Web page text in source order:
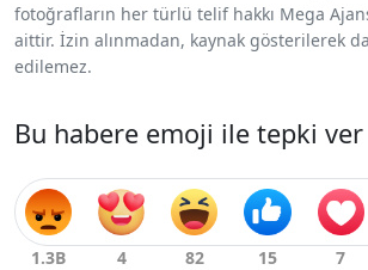
fotoğrafların her türlü telif hakkı Mega
aittir. İzin alınmadan, kaynak gösterilerek
edilemez.
Bu habere emoji ile tepki ver